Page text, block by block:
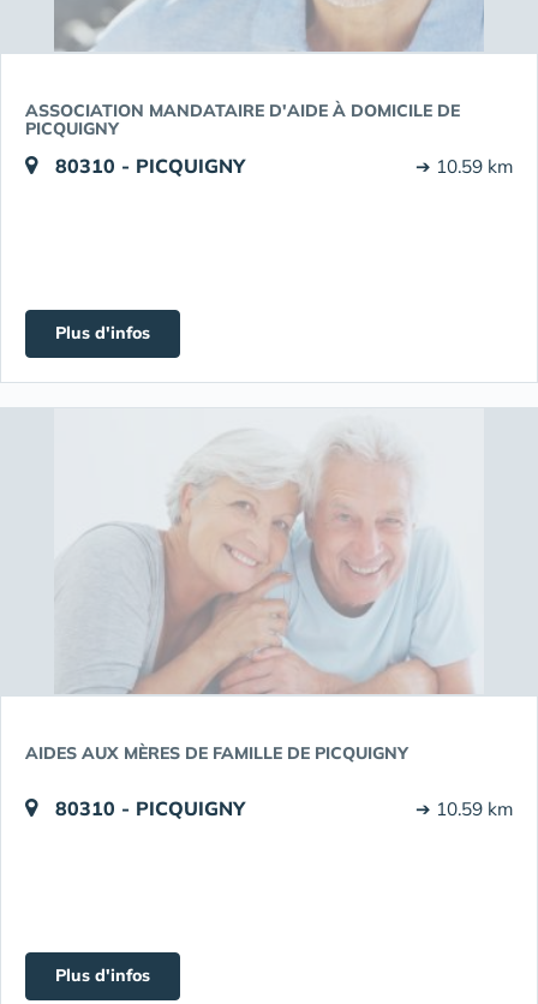
ASSOCIATION MANDATAIRE D'AIDE À DOMICILE DE
PICQUIGNY
80310 - PICQUIGNY ➔ 10.59 km
Plus d'infos
AIDES AUX MÈRES DE FAMILLE DE PICQUIGNY
80310 - PICQUIGNY ➔ 10.59 km
Plus d'infos